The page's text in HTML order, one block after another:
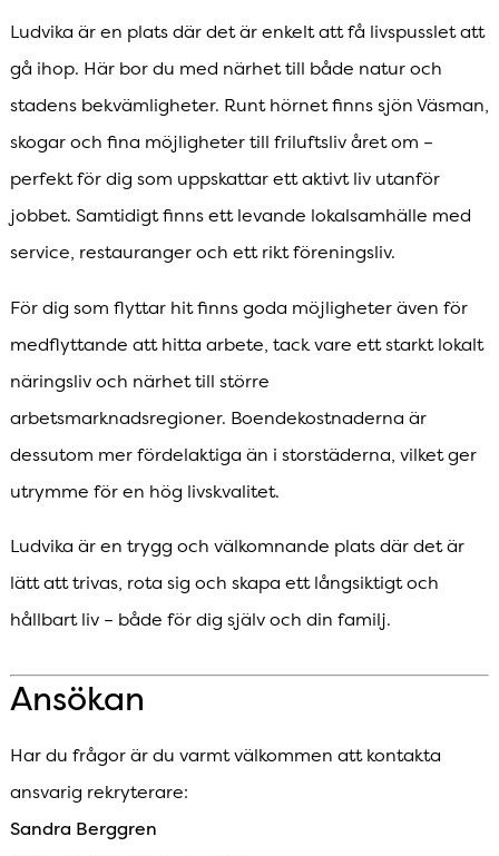
Ludvika är en plats där det är enkelt att få livspusslet att
gå ihop. Här bor du med närhet till både natur och
stadens bekvämligheter. Runt hörnet finns sjön Väsman,
skogar och fina möjligheter till friluftsliv året om –
perfekt för dig som uppskattar ett aktivt liv utanför
jobbet. Samtidigt finns ett levande lokalsamhälle med
service, restauranger och ett rikt föreningsliv.
För dig som flyttar hit finns goda möjligheter även för
medflyttande att hitta arbete, tack vare ett starkt lokalt
näringsliv och närhet till större
arbetsmarknadsregioner. Boendekostnaderna är
dessutom mer fördelaktiga än i storstäderna, vilket ger
utrymme för en hög livskvalitet.
Ludvika är en trygg och välkomnande plats där det är
lätt att trivas, rota sig och skapa ett långsiktigt och
hållbart liv – både för dig själv och din familj.
Ansökan
Har du frågor är du varmt välkommen att kontakta
ansvarig rekryterare:
Sandra Berggren